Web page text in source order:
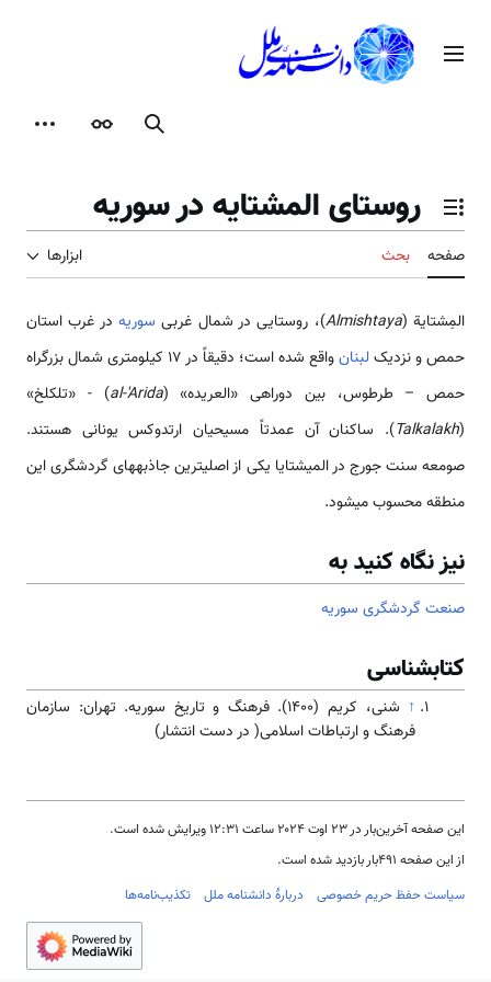
محتوامنوی اصلی
جستجوظاهر
تغییر وضعیت فهرست محتویات
روستای المشتايه در سوریه
صفحه بحث ابزارها
المِشتاية (Almishtaya)، روستایی در شمال غربی سوریه در غرب استان
حمص و نزدیکلبنان
واقع شده است؛ دقیقاً در 17 کیلومتری شمال بزرگراه
حمص – طرطوس، بین دوراهی «العریده» (al-'Arida) - «تلکلخ»
(
Talkalakh). ساکنان آن عمدتاً مسیحیان ارتدوکس یونانی هستند.
صومعه سنت جورج در المیشتایا یکی از اصلی­ترین جاذبه­های گردشگری این
منطقه محسوب می­شود.
نیز نگاه کنید به
صنعت گردشگری سوریه
کتابشناسی
↑
شنی، کریم (۱۴۰۰). فرهنگ و تاریخ سوریه. تهران: سازمان
فرهنگ و ارتباطات اسلامی( در دست انتشار)
این صفحه آخرین‌بار در ‏۲۳ اوت ۲۰۲۴ ساعت ‏۱۲:۳۱ ویرایش شده است.
از این صفحه ۴۹۱بار بازدید شده است.
سیاست حفظ حریم خصوصی
دربارهٔ دانشنامه ملل تکذیب‌نامه‌ها